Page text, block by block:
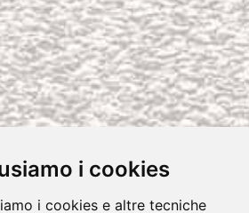
i cookies
i cookies e altre tecniche